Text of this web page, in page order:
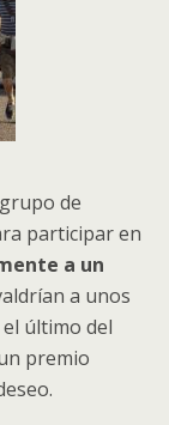
de
participar en
a un
a unos
último del
premio